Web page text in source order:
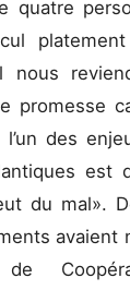
quatre
nous
promesse
des
est
du mal».
avaient
de